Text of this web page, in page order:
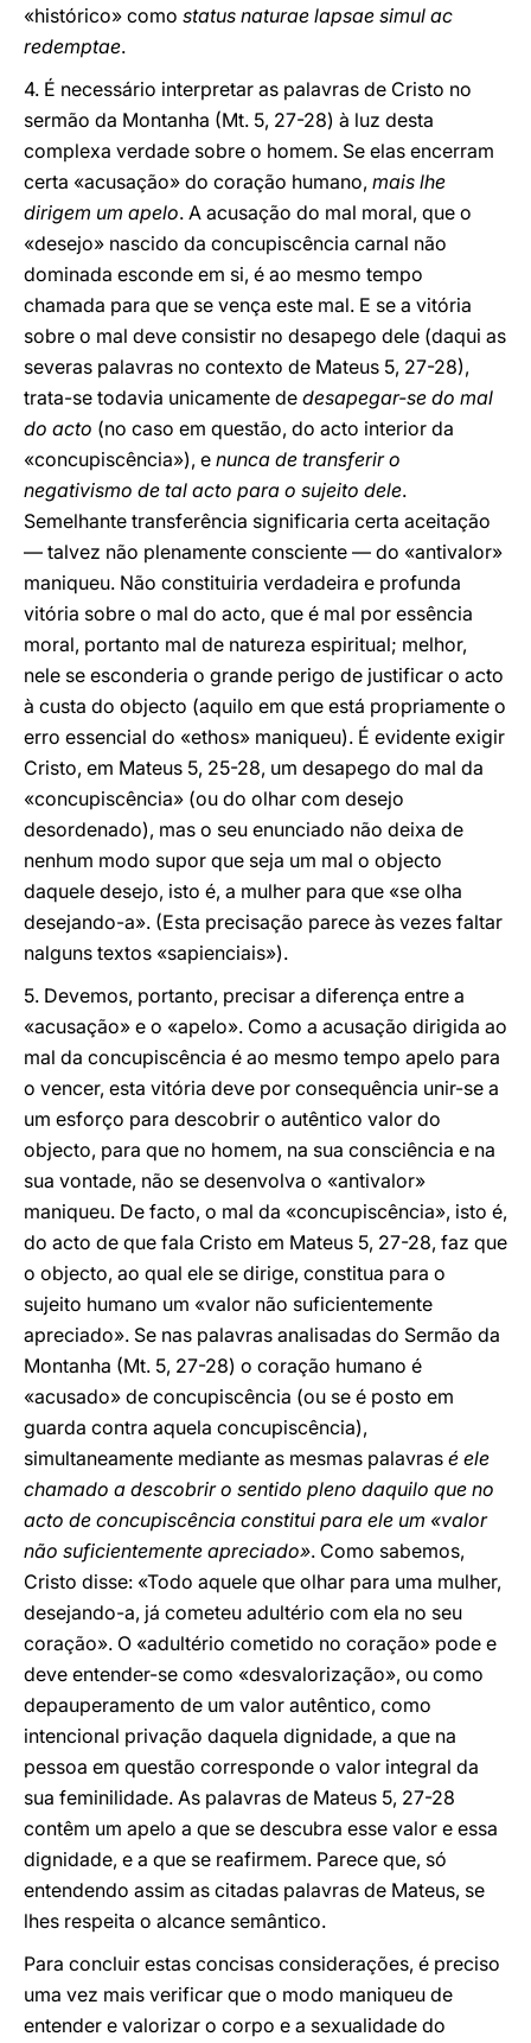
«histórico» como status naturae lapsae simul ac
redemptae.
4. É necessário interpretar as palavras de Cristo no
sermão da Montanha (Mt. 5, 27-28) à luz desta
complexa verdade sobre o homem. Se elas encerram
certa «acusação» do coração humano, mais lhe
dirigem um apelo. A acusação do mal moral, que o
«desejo» nascido da concupiscência carnal não
dominada esconde em si, é ao mesmo tempo
chamada para que se vença este mal. E se a vitória
sobre o mal deve consistir no desapego dele (daqui as
severas palavras no contexto de Mateus 5, 27-28),
trata-se todavia unicamente de desapegar-se do mal
do acto (no caso em questão, do acto interior da
«concupiscência»), e nunca de transferir o
negativismo de tal acto para o sujeito dele.
Semelhante transferência significaria certa aceitação
— talvez não plenamente consciente — do «antivalor»
maniqueu. Não constituiria verdadeira e profunda
vitória sobre o mal do acto, que é mal por essência
moral, portanto mal de natureza espiritual; melhor,
nele se esconderia o grande perigo de justificar o acto
à custa do objecto (aquilo em que está propriamente o
erro essencial do «ethos» maniqueu). É evidente exigir
Cristo, em Mateus 5, 25-28, um desapego do mal da
«concupiscência» (ou do olhar com desejo
desordenado), mas o seu enunciado não deixa de
nenhum modo supor que seja um mal o objecto
daquele desejo, isto é, a mulher para que «se olha
desejando-a». (Esta precisação parece às vezes faltar
nalguns textos «sapienciais»).
5. Devemos, portanto, precisar a diferença entre a
«acusação» e o «apelo». Como a acusação dirigida ao
mal da concupiscência é ao mesmo tempo apelo para
o vencer, esta vitória deve por consequência unir-se a
um esforço para descobrir o autêntico valor do
objecto, para que no homem, na sua consciência e na
sua vontade, não se desenvolva o «antivalor»
maniqueu. De facto, o mal da «concupiscência», isto é,
do acto de que fala Cristo em Mateus 5, 27-28, faz que
o objecto, ao qual ele se dirige, constitua para o
sujeito humano um «valor não suficientemente
apreciado». Se nas palavras analisadas do Sermão da
Montanha (Mt. 5, 27-28) o coração humano é
«acusado» de concupiscência (ou se é posto em
guarda contra aquela concupiscência),
simultaneamente mediante as mesmas palavras é ele
chamado a descobrir o sentido pleno daquilo que no
acto de concupiscência constitui para ele um «valor
não suficientemente apreciado». Como sabemos,
Cristo disse: «Todo aquele que olhar para uma mulher,
desejando-a, já cometeu adultério com ela no seu
coração». O «adultério cometido no coração» pode e
deve entender-se como «desvalorização», ou como
depauperamento de um valor autêntico, como
intencional privação daquela dignidade, a que na
pessoa em questão corresponde o valor integral da
sua feminilidade. As palavras de Mateus 5, 27-28
contêm um apelo a que se descubra esse valor e essa
dignidade, e a que se reafirmem. Parece que, só
entendendo assim as citadas palavras de Mateus, se
lhes respeita o alcance semântico.
Para concluir estas concisas considerações, é preciso
uma vez mais verificar que o modo maniqueu de
entender e valorizar o corpo e a sexualidade do